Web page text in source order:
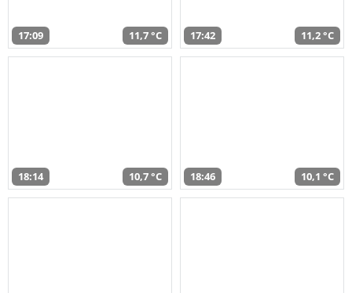
17:09 11,7 °C 17:42 11,2 °C
18:14 10,7 °C 18:46 10,1 °C